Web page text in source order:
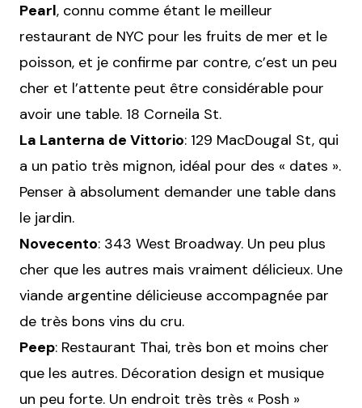
Pearl, connu comme étant le meilleur
restaurant de NYC pour les fruits de mer et le
poisson, et je confirme par contre, c’est un peu
cher et l’attente peut être considérable pour
avoir une table. 18 Corneila St.
La Lanterna de Vittorio: 129 MacDougal St, qui
a un patio très mignon, idéal pour des « dates ».
Penser à absolument demander une table dans
le jardin.
Novecento: 343 West Broadway. Un peu plus
cher que les autres mais vraiment délicieux. Une
viande argentine délicieuse accompagnée par
de très bons vins du cru.
Peep: Restaurant Thai, très bon et moins cher
que les autres. Décoration design et musique
un peu forte. Un endroit très très « Posh »